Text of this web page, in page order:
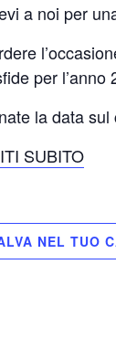
a noi per
per l’anno
la data
SUBITO
NEL TUO